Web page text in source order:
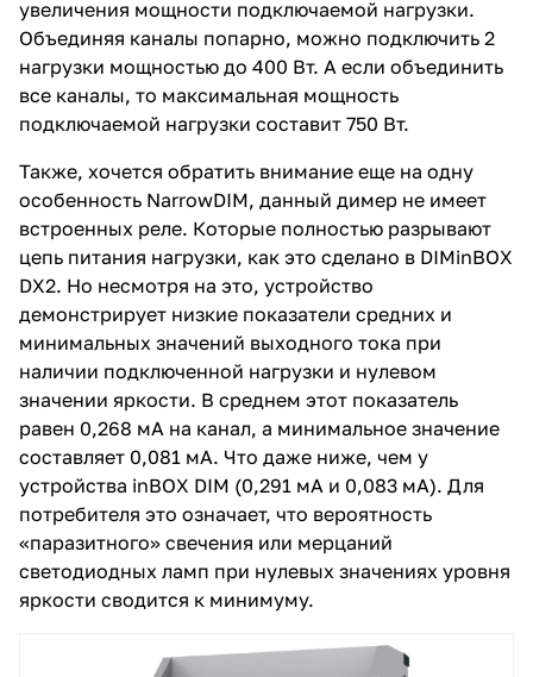
увеличения мощности подключаемой нагрузки.
Объединяя каналы попарно, можно подключить 2
нагрузки мощностью до 400 Вт. А если объединить
все каналы, то максимальная мощность
подключаемой нагрузки составит 750 Вт.
Также, хочется обратить внимание еще на одну
особенность NarrowDIM, данный димер не имеет
встроенных реле. Которые полностью разрывают
цепь питания нагрузки, как это сделано в DIMinBOX
DX2. Но несмотря на это, устройство
демонстрирует низкие показатели средних и
минимальных значений выходного тока при
наличии подключенной нагрузки и нулевом
значении яркости. В среднем этот показатель
равен 0,268 мА на канал, а минимальное значение
составляет 0,081 мА. Что даже ниже, чем у
устройства inBOX DIM (0,291 мА и 0,083 мА). Для
потребителя это означает, что вероятность
«паразитного» свечения или мерцаний
светодиодных ламп при нулевых значениях уровня
яркости сводится к минимуму.